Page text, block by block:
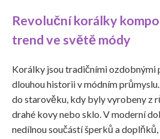
Revoluční korálky
trend ve světě módy
Korálky jsou tradičními ozdobnými
dlouhou historii v módním
do starověku, kdy byly vyrobeny z
drahé kovy nebo sklo. V moderní
nedílnou součástí šperků a